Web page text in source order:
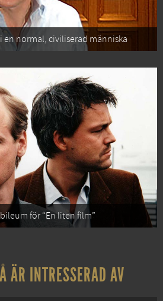
en normal, civiliserad människa
för “En liten film”
ÄR INTRESSERAD AV